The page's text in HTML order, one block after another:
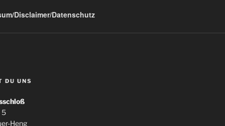
Disclaimer/Datenschutz
DU UNS
5
Heng